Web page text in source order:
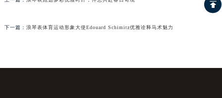
下一篇： 浪琴表体育运动形象大使Edouard Schimitz优雅诠释马术魅力